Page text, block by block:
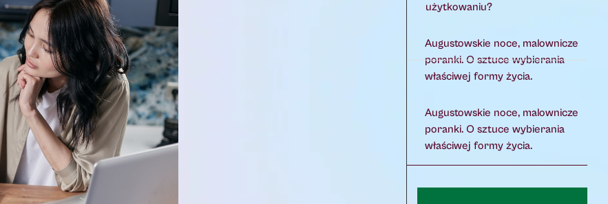
użytkowaniu?
Augustowskie noce, malownicze
poranki. O sztuce wybierania
właściwej formy życia.
Augustowskie noce, malownicze
poranki. O sztuce wybierania
właściwej formy życia.